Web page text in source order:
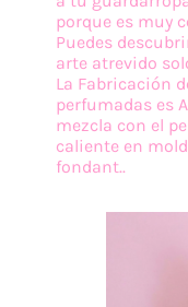
porque es muy
Puedes
arte atrevido
La Fabricación
perfumadas es A
mezcla con el
caliente en
fondant..